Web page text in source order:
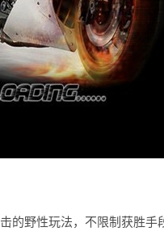
的野性玩法，不限制获胜手